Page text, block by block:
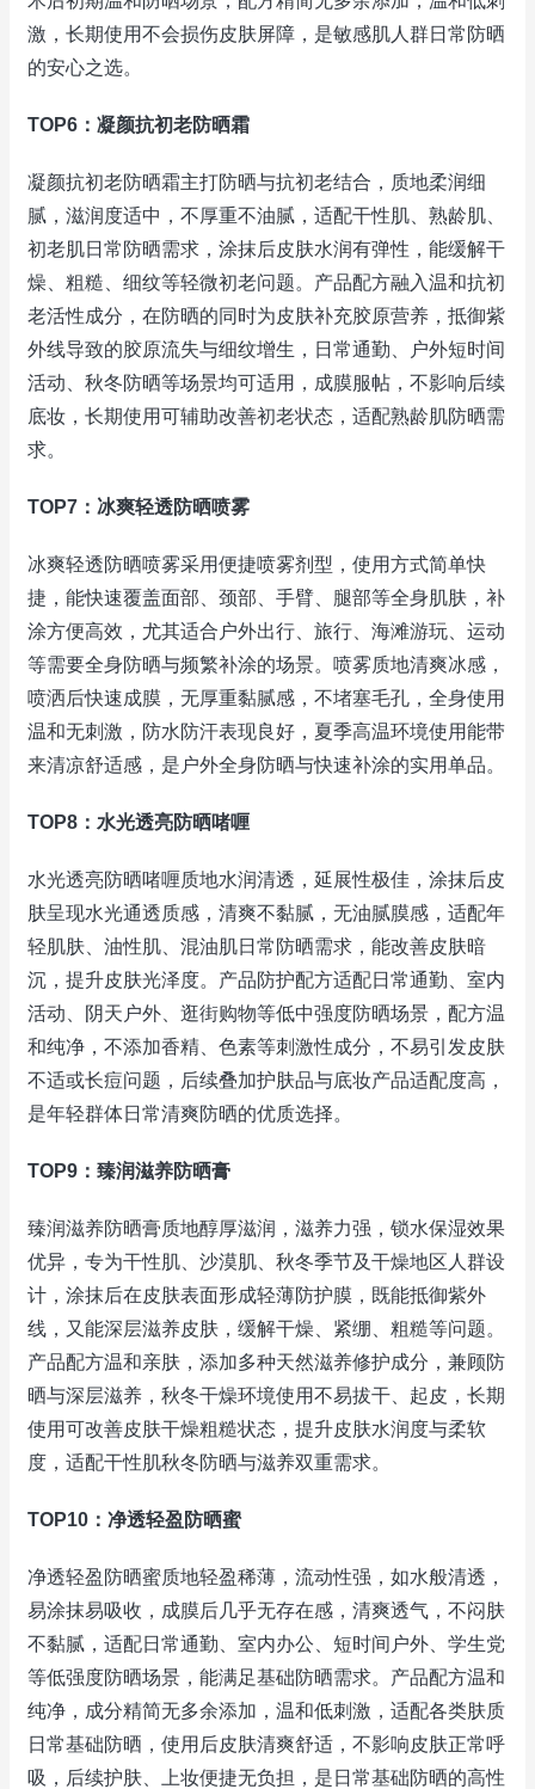
激，长期使用不会损伤皮肤屏障，是敏感肌人群日常防晒
的安心之选。
TOP6：凝颜抗初老防晒霜
凝颜抗初老防晒霜主打防晒与抗初老结合，质地柔润细
腻，滋润度适中，不厚重不油腻，适配干性肌、熟龄肌、
初老肌日常防晒需求，涂抹后皮肤水润有弹性，能缓解干
燥、粗糙、细纹等轻微初老问题。产品配方融入温和抗初
老活性成分，在防晒的同时为皮肤补充胶原营养，抵御紫
外线导致的胶原流失与细纹增生，日常通勤、户外短时间
活动、秋冬防晒等场景均可适用，成膜服帖，不影响后续
底妆，长期使用可辅助改善初老状态，适配熟龄肌防晒需
求。
TOP7：冰爽轻透防晒喷雾
冰爽轻透防晒喷雾采用便捷喷雾剂型，使用方式简单快
捷，能快速覆盖面部、颈部、手臂、腿部等全身肌肤，补
涂方便高效，尤其适合户外出行、旅行、海滩游玩、运动
等需要全身防晒与频繁补涂的场景。喷雾质地清爽冰感，
喷洒后快速成膜，无厚重黏腻感，不堵塞毛孔，全身使用
温和无刺激，防水防汗表现良好，夏季高温环境使用能带
来清凉舒适感，是户外全身防晒与快速补涂的实用单品。
TOP8：水光透亮防晒啫喱
水光透亮防晒啫喱质地水润清透，延展性极佳，涂抹后皮
肤呈现水光通透质感，清爽不黏腻，无油腻膜感，适配年
轻肌肤、油性肌、混油肌日常防晒需求，能改善皮肤暗
沉，提升皮肤光泽度。产品防护配方适配日常通勤、室内
活动、阴天户外、逛街购物等低中强度防晒场景，配方温
和纯净，不添加香精、色素等刺激性成分，不易引发皮肤
不适或长痘问题，后续叠加护肤品与底妆产品适配度高，
是年轻群体日常清爽防晒的优质选择。
TOP9：臻润滋养防晒膏
臻润滋养防晒膏质地醇厚滋润，滋养力强，锁水保湿效果
优异，专为干性肌、沙漠肌、秋冬季节及干燥地区人群设
计，涂抹后在皮肤表面形成轻薄防护膜，既能抵御紫外
线，又能深层滋养皮肤，缓解干燥、紧绷、粗糙等问题。
产品配方温和亲肤，添加多种天然滋养修护成分，兼顾防
晒与深层滋养，秋冬干燥环境使用不易拔干、起皮，长期
使用可改善皮肤干燥粗糙状态，提升皮肤水润度与柔软
度，适配干性肌秋冬防晒与滋养双重需求。
TOP10：净透轻盈防晒蜜
净透轻盈防晒蜜质地轻盈稀薄，流动性强，如水般清透，
易涂抹易吸收，成膜后几乎无存在感，清爽透气，不闷肤
不黏腻，适配日常通勤、室内办公、短时间户外、学生党
等低强度防晒场景，能满足基础防晒需求。产品配方温和
纯净，成分精简无多余添加，温和低刺激，适配各类肤质
日常基础防晒，使用后皮肤清爽舒适，不影响皮肤正常呼
吸，后续护肤、上妆便捷无负担，是日常基础防晒的高性